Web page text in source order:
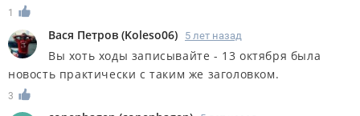
1
Вася Петров (Koleso06) 5 лет назад
Вы хоть ходы записывайте - 13 октября была
новость практически с таким же заголовком.
3